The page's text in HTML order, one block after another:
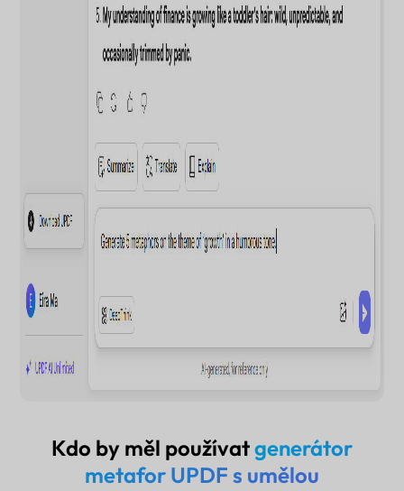
Kdo by měl používatgenerátor
metafor UPDF s umělou